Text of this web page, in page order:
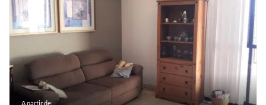
A partir de: